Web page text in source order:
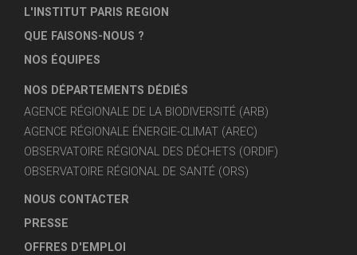
L'INSTITUT PARIS REGION
QUE FAISONS-NOUS ?
NOS ÉQUIPES
NOS DÉPARTEMENTS DÉDIÉS
AGENCE RÉGIONALE DE LA BIODIVERSITÉ (ARB)
AGENCE RÉGIONALE ÉNERGIE-CLIMAT (AREC)
OBSERVATOIRE RÉGIONAL DES DÉCHETS (ORDIF)
OBSERVATOIRE RÉGIONAL DE SANTÉ (ORS)
NOUS CONTACTER
PRESSE
OFFRES D'EMPLOI